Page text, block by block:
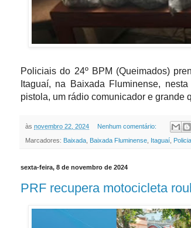
Policiais do 24º BPM (Queimados)
Itaguaí, na Baixada Fluminense,
pistola, um rádio comunicador e grande
às novembro 22, 2024 Nenhum comentário:
Marcadores: Baixada Baixada Fluminense Itaguaí Policia
sexta-feira, 8 de novembro de 2024
PRF recupera motocicleta